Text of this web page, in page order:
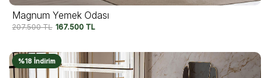
Magnum Yemek Odası
207.500TL 167.500 TL
%18 İndirim